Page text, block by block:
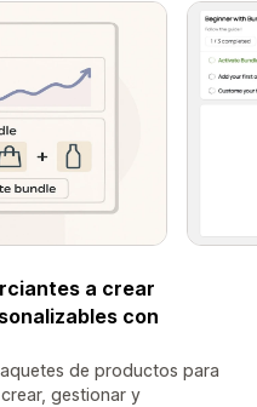
a crear
con
de productos para
gestionar y